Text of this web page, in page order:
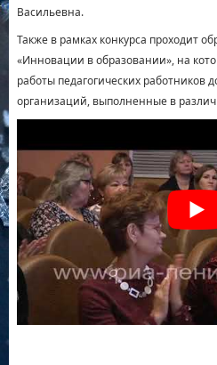
Васильевна.
Также в рамках конкурса проходит
«Инновации в образовании», на
работы педагогических работников
организаций, выполненные в